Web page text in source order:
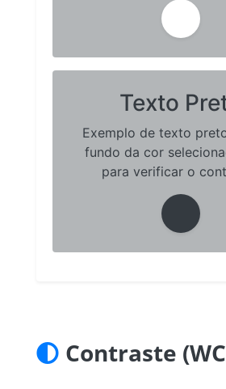
Texto
Exemplo de texto
fundo da cor
para verificar o
Contraste